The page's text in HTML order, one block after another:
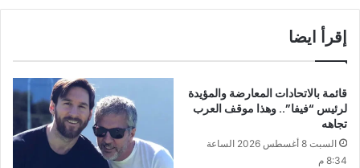
إقرأ ايضا
قائمة بالاتحادات المعارضة والمؤيدة
لرئيس “فيفا”.. وهذا موقف العرب
تجاهه
السبت 8 أغسطس 2026 الساعة
8:34 م